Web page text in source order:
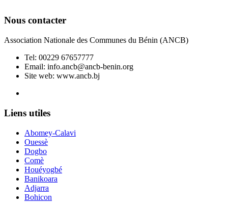
Nous contacter
Association Nationale des Communes du Bénin (ANCB)
Tel: 00229 67657777
Email: info.ancb@ancb-benin.org
Site web: www.ancb.bj
Liens utiles
Abomey-Calavi
Ouessè
Dogbo
Comè
Houéyogbé
Banikoara
Adjarra
Bohicon